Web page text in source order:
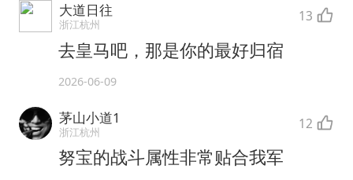
大道日往
浙江杭州 13
去皇马吧，那是你的最好归宿
2026-06-09
茅山小道1
浙江杭州 12
努宝的战斗属性非常贴合我军